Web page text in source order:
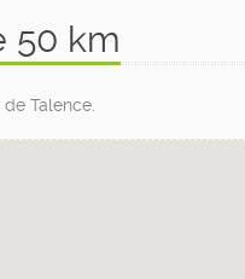
50 km
Talence.